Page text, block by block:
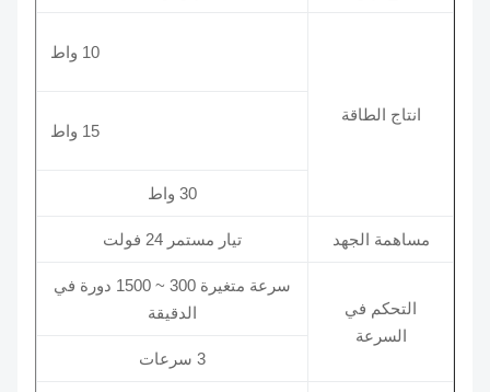
انتاج الطاقة
مساهمة الجهد تيار مستمر 24 فولت
التحكم في
السرعة
سرعة متغيرة 300 ~ 1500 دورة في
الدقيقة